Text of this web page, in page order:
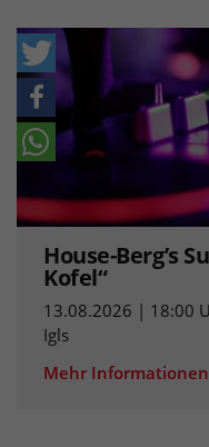
House-Berg’s
Kofel“
13.08.2026 | 18:00
Igls
Mehr Informationen